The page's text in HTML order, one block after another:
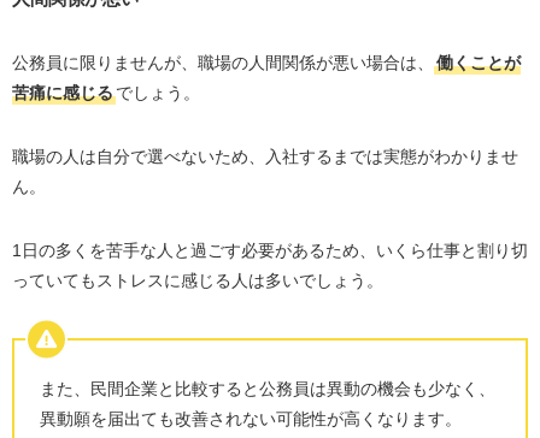
公務員に限りませんが、職場の人間関係が悪い場合は、
働くことが
苦痛に感じるでしょう。
職場の人は自分で選べないため、入社するまでは実態がわかりませ
ん。
1日の多くを苦手な人と過ごす必要があるため、いくら仕事と割り切
っていてもストレスに感じる人は多いでしょう。
また、民間企業と比較すると公務員は異動の機会も少なく、
異動願を届出ても改善されない可能性が高くなります。